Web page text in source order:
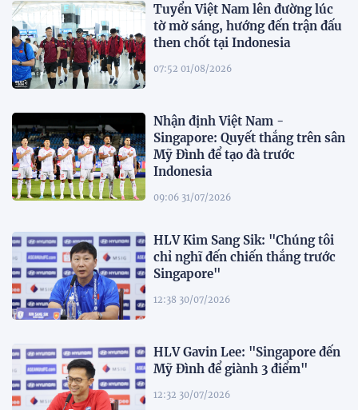
Tuyển Việt Nam lên đường lúc
tờ mờ sáng, hướng đến trận đấu
then chốt tại Indonesia
07:52 01/08/2026
Nhận định Việt Nam -
Singapore: Quyết thắng trên sân
Mỹ Đình để tạo đà trước
Indonesia
09:06 31/07/2026
HLV Kim Sang Sik: "Chúng tôi
chỉ nghĩ đến chiến thắng trước
Singapore"
12:38 30/07/2026
HLV Gavin Lee: "Singapore đến
Mỹ Đình để giành 3 điểm"
12:32 30/07/2026